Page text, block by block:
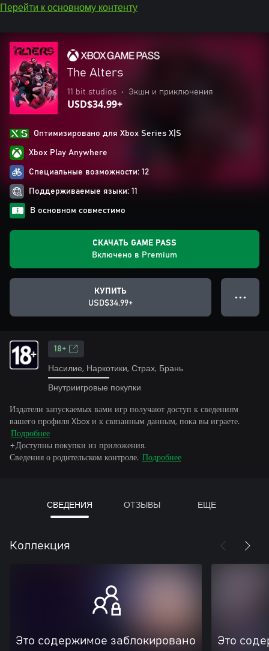
Перейти к основному контенту
The Alters
11 bit studios • Экшн и приключения
USD$34.99+
Оптимизировано для Xbox Series X|S
Xbox Play Anywhere
Специальные возможности: 12
Поддерживаемые языки: 11
В основном совместимо
СКАЧАТЬ GAME PASS
Включено в Premium
КУПИТЬ
USD$34.99+
● ● ●
18+
Насилие, Наркотики, Страх, Брань
Внутриигровые покупки
Издатели запускаемых вами игр получают доступ к сведениям
вашего профиля Xbox и к связанным данным, пока вы играете.
Подробнее
+Доступны покупки из приложения.
Сведения о родительском контроле. Подробнее
СВЕДЕНИЯ ОТЗЫВЫ ЕЩЕ
Коллекция
Это содержимое заблокировано Это